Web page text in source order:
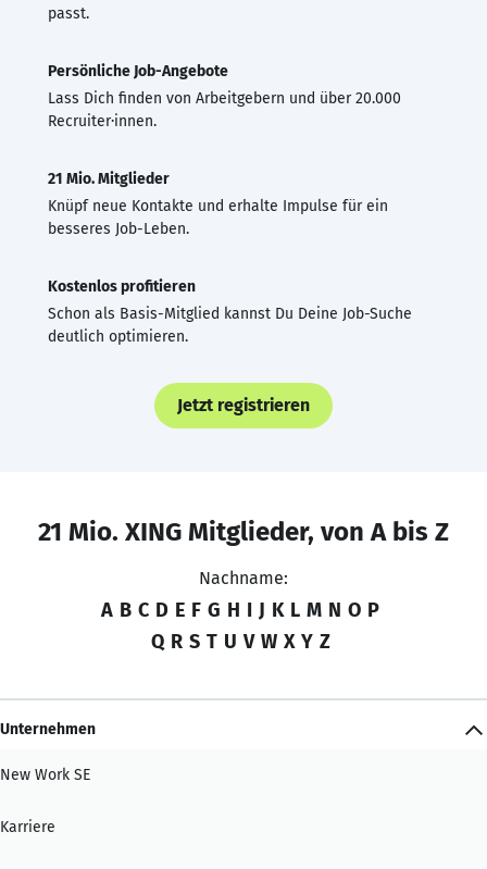
passt.
Persönliche Job-Angebote
Lass Dich finden von Arbeitgebern und über 20.000
Recruiter·innen.
21 Mio. Mitglieder
Knüpf neue Kontakte und erhalte Impulse für ein
besseres Job-Leben.
Kostenlos profitieren
Schon als Basis-Mitglied kannst Du Deine Job-Suche
deutlich optimieren.
Jetzt registrieren
21 Mio. XING Mitglieder, von A bis Z
Nachname:
A B C D E F G H I J K L M N O P
Q R S T U V W X Y Z
Unternehmen
New Work SE
Karriere